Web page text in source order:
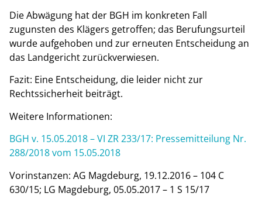
Die Abwägung hat der BGH im konkreten Fall
zugunsten des Klägers getroffen; das Berufungsurteil
wurde aufgehoben und zur erneuten Entscheidung an
das Landgericht zurückverwiesen.
Fazit: Eine Entscheidung, die leider nicht zur
Rechtssicherheit beiträgt.
Weitere Informationen:
BGH v. 15.05.2018 – VI ZR 233/17: Pressemitteilung Nr.
288/2018 vom 15.05.2018
Vorinstanzen: AG Magdeburg, 19.12.2016 – 104 C
630/15; LG Magdeburg, 05.05.2017 – 1 S 15/17